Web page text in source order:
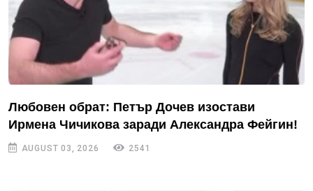
Любовен обрат: Петър Дочев изостави
Ирмена Чичикова заради Александра Фейгин!
AUGUST 03, 2026 2541